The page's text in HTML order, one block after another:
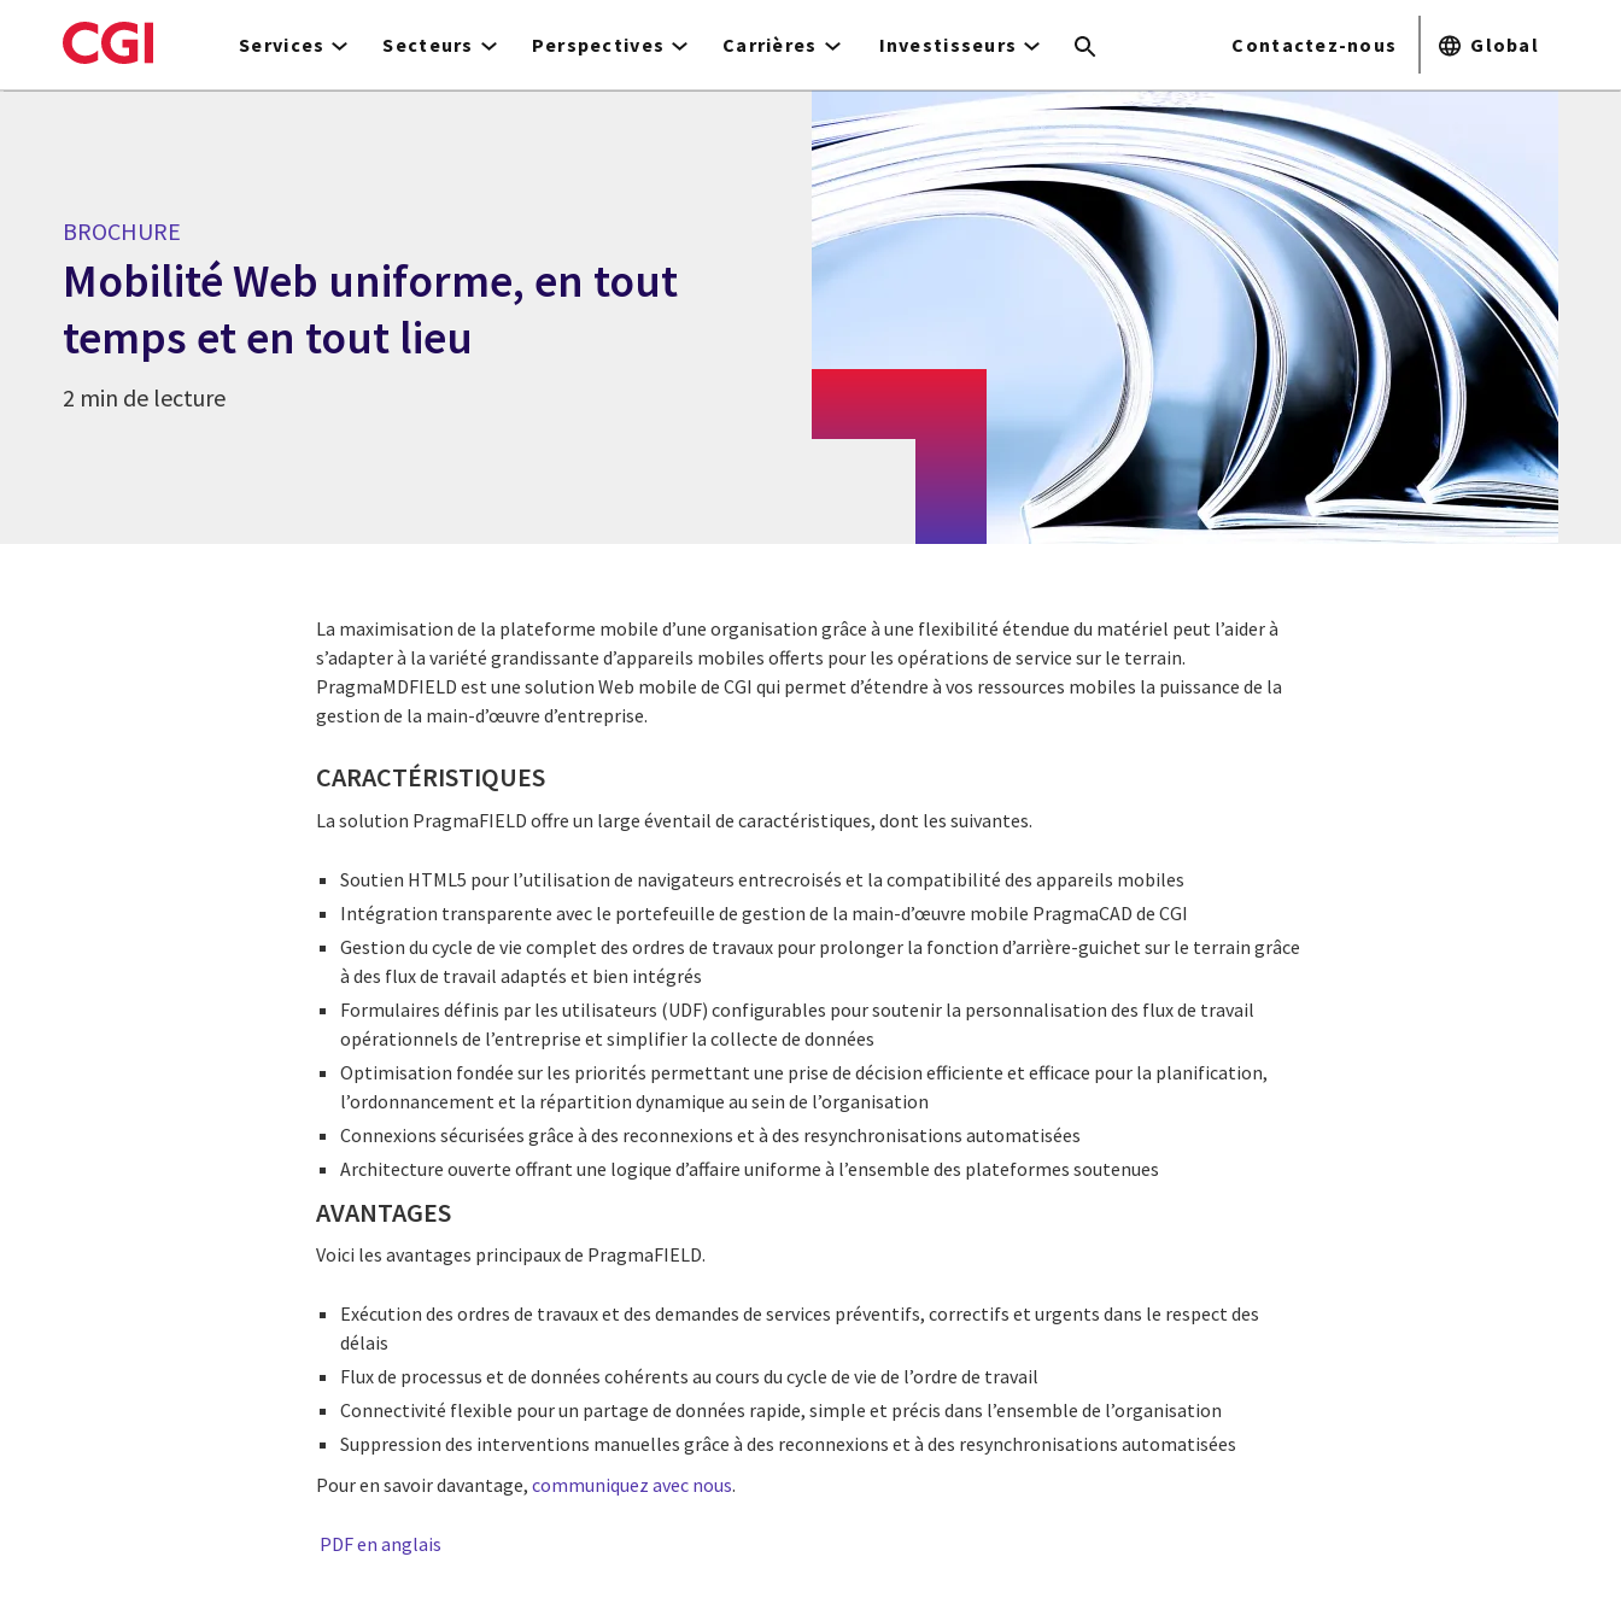
to
Services Secteurs Perspectives Carrières Investisseurs Contactez-nous Global
BROCHURE
Mobilité Web uniforme, en tout
temps et en tout lieu
2 min de lecture
La maximisation de la plateforme mobile d’une organisation grâce à une flexibilité étendue du matériel peut l’aider à
s’adapter à la variété grandissante d’appareils mobiles offerts pour les opérations de service sur le terrain.
PragmaMDFIELD est une solution Web mobile de CGI qui permet d’étendre à vos ressources mobiles la puissance de la
gestion de la main-d’œuvre d’entreprise.
CARACTÉRISTIQUES
La solution PragmaFIELD offre un large éventail de caractéristiques, dont les suivantes.
Soutien HTML5 pour l’utilisation de navigateurs entrecroisés et la compatibilité des appareils mobiles
Intégration transparente avec le portefeuille de gestion de la main-d’œuvre mobile PragmaCAD de CGI
Gestion du cycle de vie complet des ordres de travaux pour prolonger la fonction d’arrière-guichet sur le terrain grâce
à des flux de travail adaptés et bien intégrés
Formulaires définis par les utilisateurs (UDF) configurables pour soutenir la personnalisation des flux de travail
opérationnels de l’entreprise et simplifier la collecte de données
Optimisation fondée sur les priorités permettant une prise de décision efficiente et efficace pour la planification,
l’ordonnancement et la répartition dynamique au sein de l’organisation
Connexions sécurisées grâce à des reconnexions et à des resynchronisations automatisées
Architecture ouverte offrant une logique d’affaire uniforme à l’ensemble des plateformes soutenues
AVANTAGES
Voici les avantages principaux de PragmaFIELD.
Exécution des ordres de travaux et des demandes de services préventifs, correctifs et urgents dans le respect des
délais
Flux de processus et de données cohérents au cours du cycle de vie de l’ordre de travail
Connectivité flexible pour un partage de données rapide, simple et précis dans l’ensemble de l’organisation
Suppression des interventions manuelles grâce à des reconnexions et à des resynchronisations automatisées
Pour en savoir davantage,communiquez avec nous.
PDF en anglais